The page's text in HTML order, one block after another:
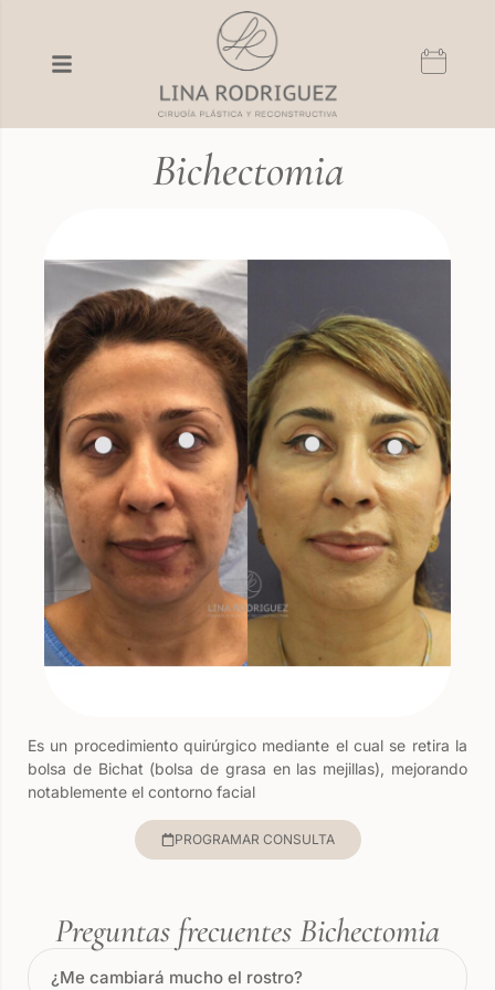
Bichectomia
Es un procedimiento quirúrgico mediante el cual se retira la
bolsa de Bichat (bolsa de grasa en las mejillas), mejorando
notablemente el contorno facial
PROGRAMAR CONSULTA
Preguntas frecuentes Bichectomia
¿Me cambiará mucho el rostro?